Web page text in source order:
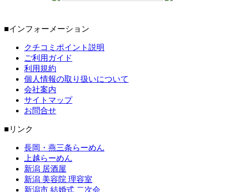
■インフォーメーション
クチコミポイント説明
ご利用ガイド
利用規約
個人情報の取り扱いについて
会社案内
サイトマップ
お問合せ
■リンク
長岡・燕三条らーめん
上越らーめん
新潟 居酒屋
新潟 美容院 理容室
新潟市 結婚式 二次会